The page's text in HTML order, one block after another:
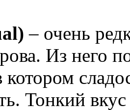
– очень
Из него
Тонкий